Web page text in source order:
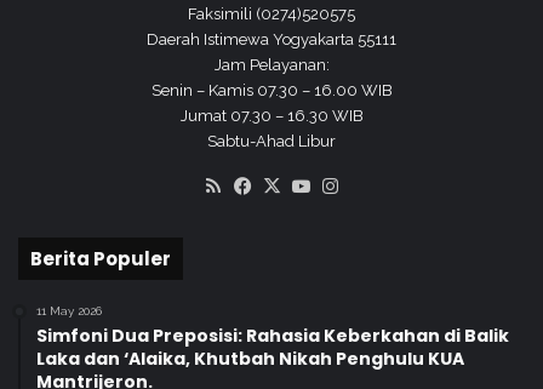
Faksimili (0274)520575
Daerah Istimewa Yogyakarta 55111
Jam Pelayanan:
Senin – Kamis 07.30 – 16.00 WIB
Jumat 07.30 – 16.30 WIB
Sabtu-Ahad Libur
RSS Facebook
X YouTube
Berita Populer
11 May 2026
Simfoni Dua Preposisi: Rahasia Keberkahan di Balik
Laka dan ‘Alaika, Khutbah Nikah Penghulu KUA
Mantrijeron.